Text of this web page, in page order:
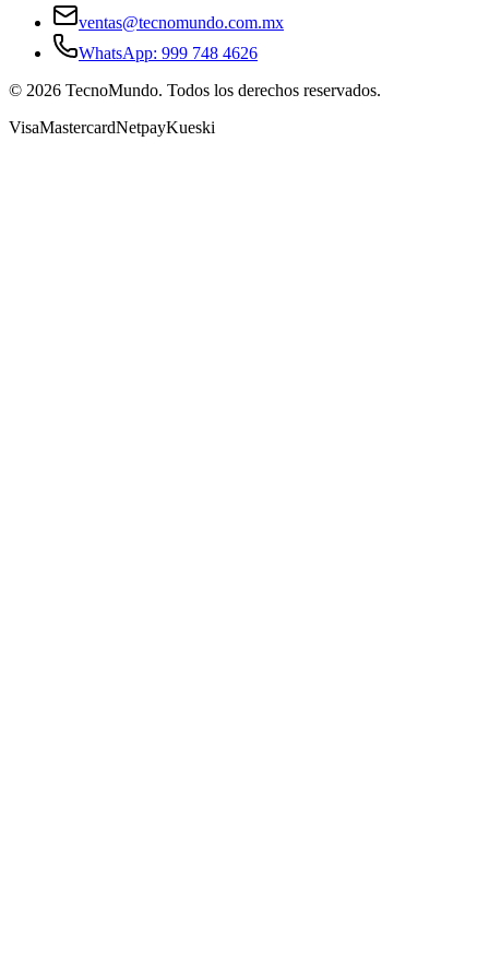
ventas@tecnomundo.com.mx
WhatsApp: 999 748 4626
© 2026 TecnoMundo. Todos los derechos reservados.
VisaMastercardNetpayKueski